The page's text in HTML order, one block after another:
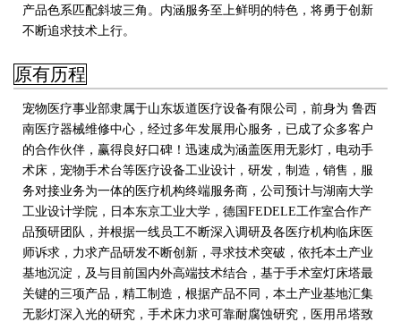
产品色系匹配斜坡三角。内涵服务至上鲜明的特色，将勇于创新
不断追求技术上行。
原有历程
宠物医疗事业部隶属于山东坂道医疗设备有限公司，前身为 鲁西
南医疗器械维修中心，经过多年发展用心服务，已成了众多客户
的合作伙伴，赢得良好口碑！迅速成为涵盖医用无影灯，电动手
术床，宠物手术台等医疗设备工业设计，研发，制造，销售，服
务对接业务为一体的医疗机构终端服务商，公司预计与湖南大学
工业设计学院，日本东京工业大学 ，德国FEDELE工作室合作产
品预研团队，并根据一线员工不断深入调研及各医疗机构临床医
师诉求，力求产品研发不断创新，寻求技术突破，依托本土产业
基地沉淀，及与目前国内外高端技术结合，基于手术室灯床塔最
关键的三项产品，精工制造，根据产品不同，本土产业基地汇集
无影灯深入光的研究，手术床力求可靠耐腐蚀研究，医用吊塔致